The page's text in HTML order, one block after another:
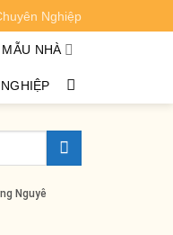
Nghiệp
NHÀ
XEM CHI TIẾT